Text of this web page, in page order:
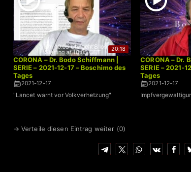
20:18
CORONA – Dr. Bodo Schiffmann |
SERIE – 2021-12-17 – Boschimo des
Tages
2021-12-17
"Lancet warnt vor Volkverhetzung"
CORONA – Dr.
SERIE – 2021-
Tages
2021-12-17
→ Verteile diesen Eintrag weiter (0)